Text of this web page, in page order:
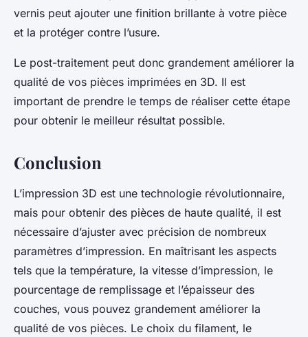
vernis peut ajouter une finition brillante à votre pièce
et la protéger contre l’usure.
Le post-traitement peut donc grandement améliorer la
qualité de vos pièces imprimées en 3D. Il est
important de prendre le temps de réaliser cette étape
pour obtenir le meilleur résultat possible.
Conclusion
L’impression 3D est une technologie révolutionnaire,
mais pour obtenir des pièces de haute qualité, il est
nécessaire d’ajuster avec précision de nombreux
paramètres d’impression. En maîtrisant les aspects
tels que la température, la vitesse d’impression, le
pourcentage de remplissage et l’épaisseur des
couches, vous pouvez grandement améliorer la
qualité de vos pièces. Le choix du filament, le